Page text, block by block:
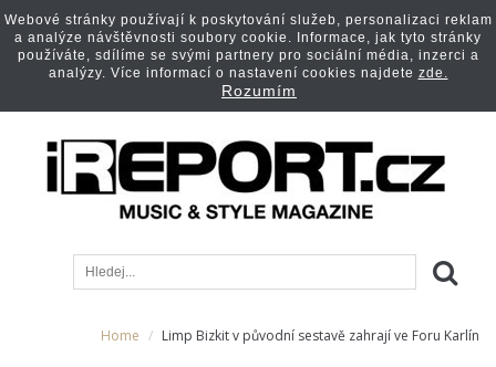
Home Limp Bizkit v původní sestavě zahrají ve Foru Karlín
Webové stránky používají k poskytování služeb, personalizaci reklam
a analýze návštěvnosti soubory cookie. Informace, jak tyto stránky
používáte, sdílíme se svými partnery pro sociální média, inzerci a
analýzy. Více informací o nastavení cookies najdete zde.
Rozumím